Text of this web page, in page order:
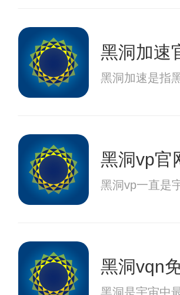
黑洞加速
黑洞加速是指
黑洞vp官
黑洞vp一直是
黑洞vqn
黑洞是宇宙中